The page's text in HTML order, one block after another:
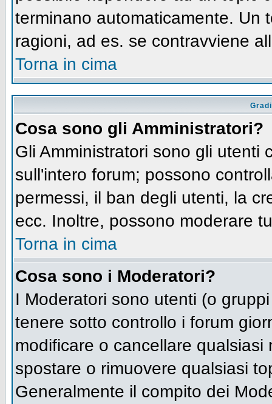
terminano automaticamente.
ragioni, ad es. se contravviene
Torna in cima
Cosa sono gli Amministratori?
Gli Amministratori sono gli
sull'intero forum; possono
permessi, il ban degli utenti, la
ecc. Inoltre, possono moderare
Torna in cima
Cosa sono i Moderatori?
I Moderatori sono utenti (o
tenere sotto controllo i forum
modificare o cancellare
spostare o rimuovere qualsiasi
Generalmente il compito dei